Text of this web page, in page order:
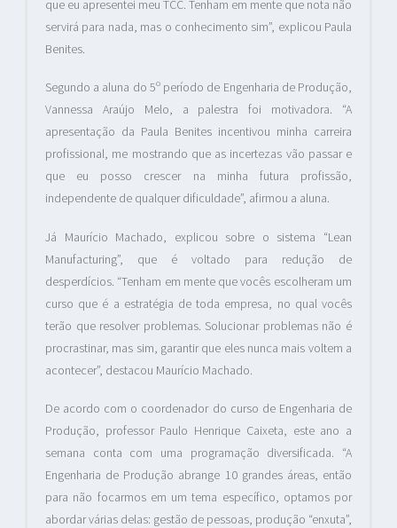
que eu apresentei meu TCC. Tenham em mente que nota não
servirá para nada, mas o conhecimento sim”, explicou Paula
Benites.
Segundo a aluna do 5º período de Engenharia de Produção,
Vannessa Araújo Melo, a palestra foi motivadora. “A
apresentação da Paula Benites incentivou minha carreira
profissional, me mostrando que as incertezas vão passar e
que eu posso crescer na minha futura profissão,
independente de qualquer dificuldade”, afirmou a aluna.
Já Maurício Machado, explicou sobre o sistema “Lean
Manufacturing”, que é voltado para redução de
desperdícios. “Tenham em mente que vocês escolheram um
curso que é a estratégia de toda empresa, no qual vocês
terão que resolver problemas. Solucionar problemas não é
procrastinar, mas sim, garantir que eles nunca mais voltem a
acontecer”, destacou Maurício Machado.
De acordo com o coordenador do curso de Engenharia de
Produção, professor Paulo Henrique Caixeta, este ano a
semana conta com uma programação diversificada. “A
Engenharia de Produção abrange 10 grandes áreas, então
para não focarmos em um tema específico, optamos por
abordar várias delas: gestão de pessoas, produção “enxuta”,